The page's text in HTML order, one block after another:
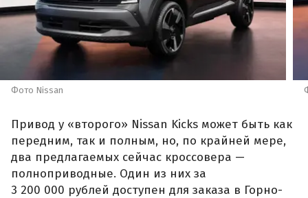
Фото Nissan
Привод у «второго» Nissan Kicks может быть как
передним, так и полным, но, по крайней мере,
два предлагаемых сейчас кроссовера —
полноприводные. Один из них за
3 200 000 рублей доступен для заказа в Горно-